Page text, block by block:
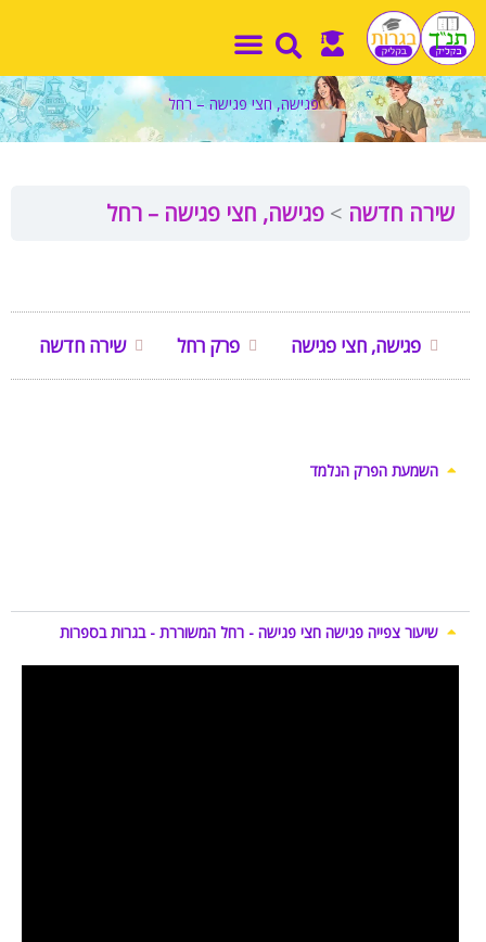
דילוג
לתוכן
פגישה, חצי פגישה – רחל
שירה חדשה פגישה, חצי פגישה – רחל
פגישה, חצי פגישה פרק רחל שירה חדשה
השמעת הפרק הנלמד
שיעור צפייה פגישה חצי פגישה - רחל המשוררת - בגרות בספרות